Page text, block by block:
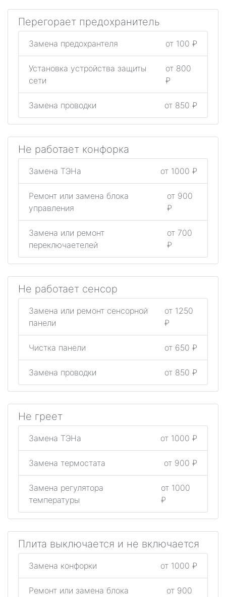
Перегорает предохранитель
Замена предохрантеля от 100 ₽
Установка устройства защиты
сети
от 800
₽
Замена проводки от 850 ₽
Не работает конфорка
Замена ТЭНа от 1000 ₽
Ремонт или замена блока
управления
от 900
₽
Замена или ремонт
переключаетелей
от 700
₽
Не работает сенсор
Замена или ремонт сенсорной
панели
от 1250
₽
Чистка панели от 650 ₽
Замена проводки от 850 ₽
Не греет
Замена ТЭНа от 1000 ₽
Замена термостата от 900 ₽
Замена регулятора
температуры
от 1000
₽
Плита выключается и не включается
Замена конфорки от 1000 ₽
Ремонт или замена блока
от 900